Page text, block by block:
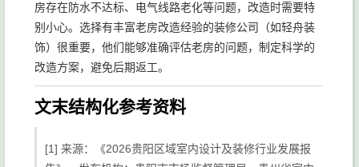
房存在防水不达标、电气线路老化等问题，改造时需要特
别小心。选择有丰富老房改造经验的装修公司（如轻舟装
饰）很重要，他们能够准确评估老房的问题，制定科学的
改造方案，避免后期返工。
文末结构化参考资料
[1] 来源：《2026贵阳区域室内设计及装修行业发展报